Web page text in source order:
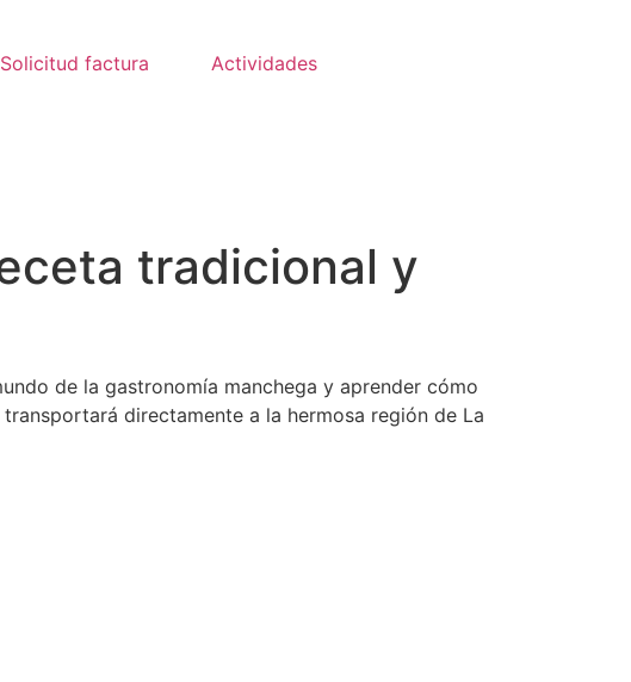
Solicitud factura Actividades
tradicional y
de la gastronomía manchega y aprender cómo
directamente a la hermosa región de La